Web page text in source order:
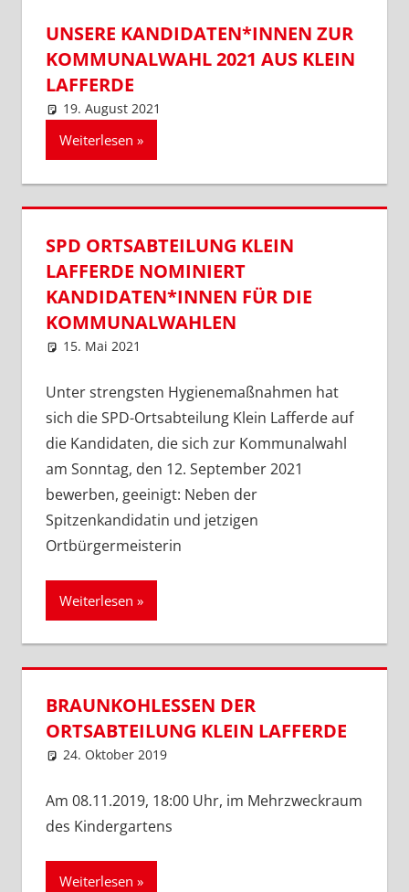
UNSERE KANDIDATEN*INNEN ZUR
KOMMUNALWAHL 2021 AUS KLEIN
LAFFERDE
19. August 2021
Weiterlesen
SPD ORTSABTEILUNG KLEIN
LAFFERDE NOMINIERT
KANDIDATEN*INNEN FÜR DIE
KOMMUNALWAHLEN
15. Mai 2021
Unter strengsten Hygienemaßnahmen hat
sich die SPD-Ortsabteilung Klein Lafferde auf
die Kandidaten, die sich zur Kommunalwahl
am Sonntag, den 12. September 2021
bewerben, geeinigt: Neben der
Spitzenkandidatin und jetzigen
Ortbürgermeisterin
Weiterlesen
BRAUNKOHLESSEN DER
ORTSABTEILUNG KLEIN LAFFERDE
24. Oktober 2019
Am 08.11.2019, 18:00 Uhr, im Mehrzweckraum
des Kindergartens
Weiterlesen